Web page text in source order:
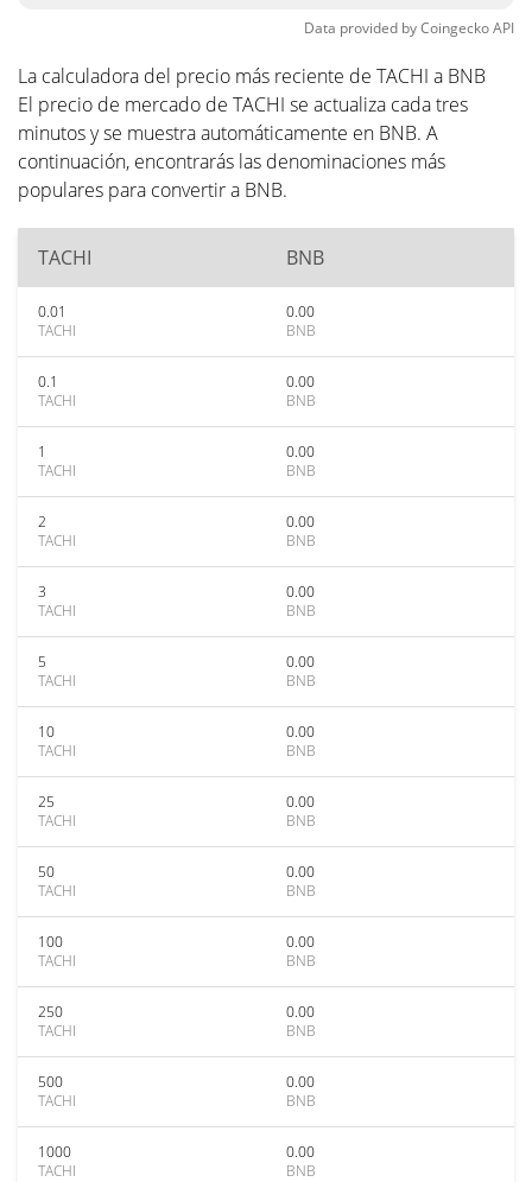
Data provided byCoingeckoAPI
La calculadora del precio más reciente de TACHI a BNB
El precio de mercado de TACHI se actualiza cada tres
minutos y se muestra automáticamente en BNB. A
continuación, encontrarás las denominaciones más
populares para convertir a BNB.
TACHI BNB
0.01
TACHI
0.00
BNB
0.1
TACHI
0.00
BNB
1
TACHI
0.00
BNB
2
TACHI
0.00
BNB
3
TACHI
0.00
BNB
5
TACHI
0.00
BNB
10
TACHI
0.00
BNB
25
TACHI
0.00
BNB
50
TACHI
0.00
BNB
100
TACHI
0.00
BNB
250
TACHI
0.00
BNB
500
TACHI
0.00
BNB
1000
TACHI
0.00
BNB